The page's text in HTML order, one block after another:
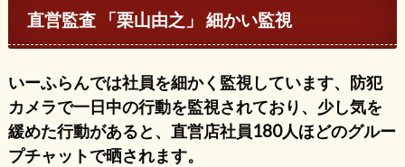
直営監査 「栗山由之」 細かい監視
いーふらんでは社員を細かく監視しています、防犯
カメラで一日中の行動を監視されており、少し気を
緩めた行動があると、直営店社員180人ほどのグルー
プチャットで晒されます。